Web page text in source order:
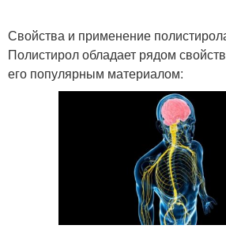
Свойства и применение
Полистирол обладает рядом
его популярным материалом: